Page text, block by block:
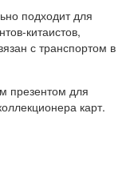
подходит для
китаистов,
с транспортом в
презентом для
карт.